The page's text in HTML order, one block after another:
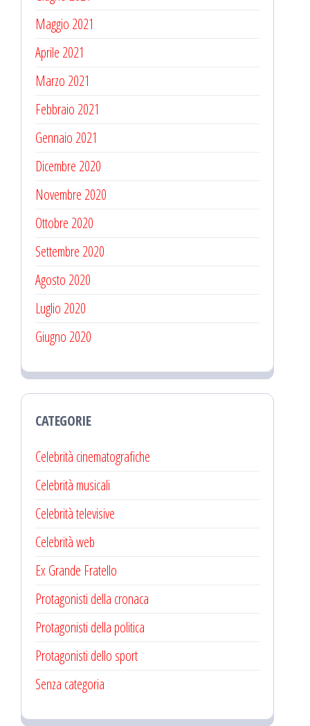
Maggio 2021
Aprile 2021
Marzo 2021
Febbraio 2021
Gennaio 2021
Dicembre 2020
Novembre 2020
Ottobre 2020
Settembre 2020
Agosto 2020
Luglio 2020
Giugno 2020
CATEGORIE
Celebrità cinematografiche
Celebrità musicali
Celebrità televisive
Celebrità web
Ex Grande Fratello
Protagonisti della cronaca
Protagonisti della politica
Protagonisti dello sport
Senza categoria